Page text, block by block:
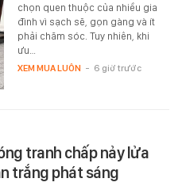
chọn quen thuộc của nhiều gia
đình vì sạch sẽ, gọn gàng và ít
phải chăm sóc. Tuy nhiên, khi
ưu…
XEM MUA LUÔN - 6 giờ trước
tranh chấp nảy lửa
trắng phát sáng